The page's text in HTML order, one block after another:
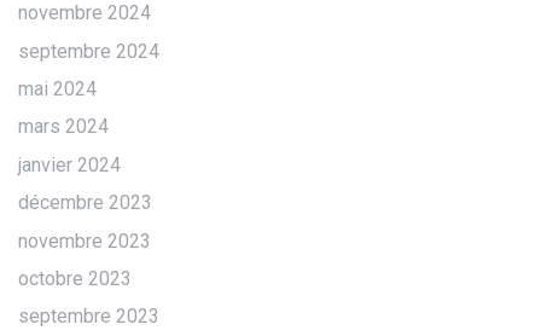
novembre 2024
septembre 2024
mai 2024
mars 2024
janvier 2024
décembre 2023
novembre 2023
octobre 2023
septembre 2023